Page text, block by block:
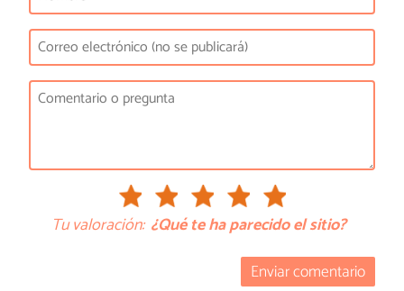
Tu valoración: ¿Qué te ha parecido el sitio?
Enviar comentario